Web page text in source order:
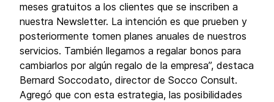
meses gratuitos a los clientes que se inscriben a
nuestra Newsletter. La intención es que prueben y
posteriormente tomen planes anuales de nuestros
servicios. También llegamos a regalar bonos para
cambiarlos por algún regalo de la empresa”, destaca
Bernard Soccodato, director de Socco Consult.
Agregó que con esta estrategia, las posibilidades